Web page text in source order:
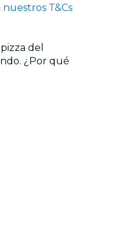
nuestros T&Cs
del
¿Por qué